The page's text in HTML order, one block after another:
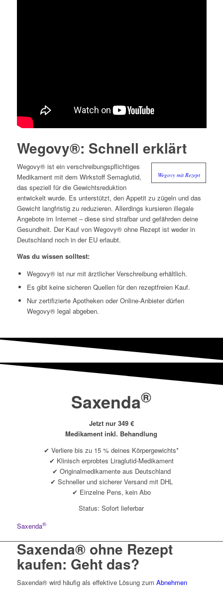
Wegovy®: Schnell erklärt
Wegovy mit Rezept
Wegovy® ist ein verschreibungspflichtiges
Medikament mit dem Wirkstoff Semaglutid,
das speziell für die Gewichtsreduktion
entwickelt wurde. Es unterstützt, den Appetit zu zügeln und das
Gewicht langfristig zu reduzieren. Allerdings kursieren illegale
Angebote im Internet – diese sind strafbar und gefährden deine
Gesundheit. Der Kauf von Wegovy® ohne Rezept ist weder in
Deutschland noch in der EU erlaubt.
Was du wissen solltest:
Wegovy® ist nur mit ärztlicher Verschreibung erhältlich.
Es gibt keine sicheren Quellen für den rezeptfreien Kauf.
Nur zertifizierte Apotheken oder Online-Anbieter dürfen
Wegovy® legal abgeben.
Saxenda®
Jetzt nur 349 €
Medikament inkl. Behandlung
✔ Verliere bis zu 15 % deines Körpergewichts*
✔ Klinisch erprobtes Liraglutid-Medikament
✔ Originalmedikamente aus Deutschland
✔ Schneller und sicherer Versand mit DHL
✔ Einzelne Pens, kein Abo
Status: Sofort lieferbar
Saxenda®
Saxenda® ohne Rezept
kaufen: Geht das?
Saxenda® wird häufig als effektive Lösung zum Abnehmen